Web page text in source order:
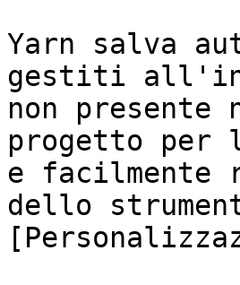
Yarn salva
gestiti
non
progetto per
e
dello